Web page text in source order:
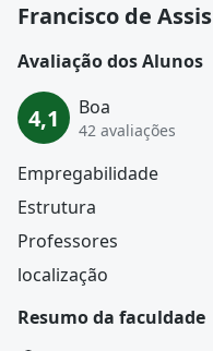
Francisco de Assis
Avaliação dos Alunos
4,1 Boa
42 avaliações
Empregabilidade
Estrutura
Professores
localização
Resumo da faculdade